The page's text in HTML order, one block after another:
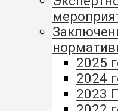
2025
2024
2023